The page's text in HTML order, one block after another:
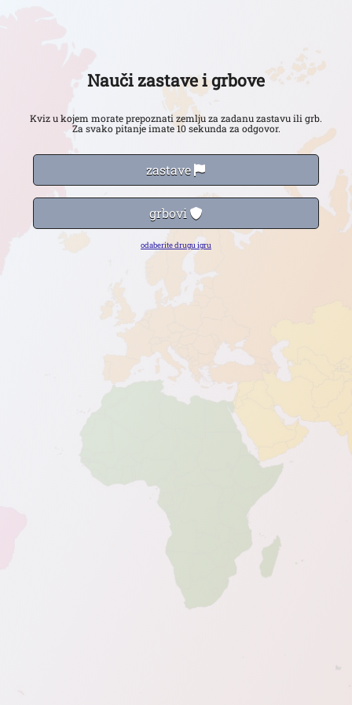
Nauči zastave i grbove
Kviz u kojem morate prepoznati zemlju za zadanu zastavu ili grb.
Za svako pitanje imate 10 sekunda za odgovor.
zastave
grbovi
odaberite drugu igru